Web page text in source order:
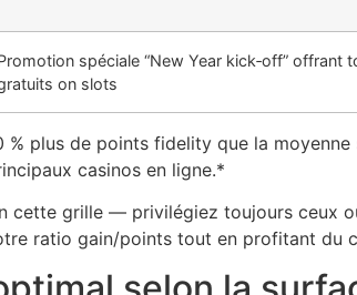
spéciale “New Year kick‑off” offrant
on slots
plus de points fidelity que la
casinos en ligne.*
cette grille — privilégiez toujours ceux
ratio gain/points tout en profitant du